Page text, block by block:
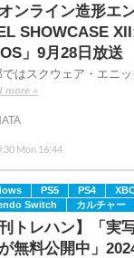
ンライン造形エ
SHOWCASE
」9月28日放送
はスクウェア・エニ
more »
Mon 16:44
PS5 PS4
Switch
カルチャー
刊トレハン】「実
無料公開中」